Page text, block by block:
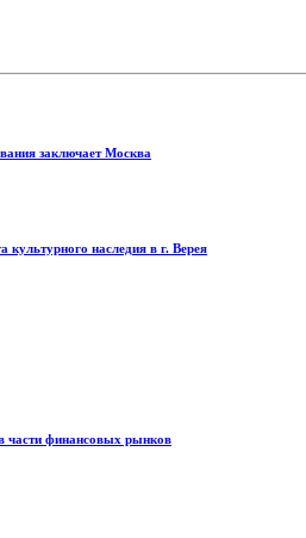
заключает Москва
культурного наследия в г. Верея
части финансовых рынков